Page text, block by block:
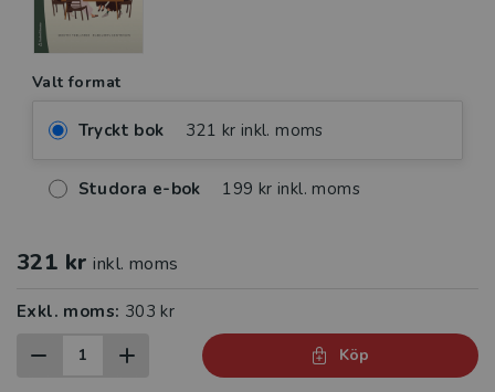
Valt format
Tryckt bok 321 kr inkl. moms
Studora e-bok 199 kr inkl. moms
321 kr inkl. moms
Exkl. moms: 303 kr
Köp